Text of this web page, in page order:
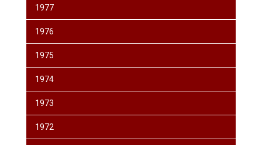
1977
1976
1975
1974
1973
1972